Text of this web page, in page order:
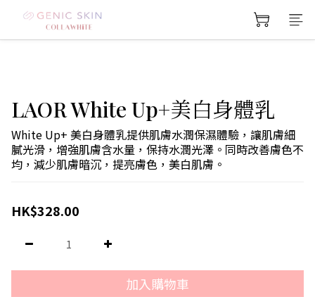
LAOR White Up+美白身體乳
White Up+ 美白身體乳提供肌膚水潤保濕體驗，讓肌膚細
膩光滑，增強肌膚含水量，保持水潤光澤。同時改善膚色不
均，減少肌膚暗沉，提亮膚色，美白肌膚。
HK$328.00
加入購物車